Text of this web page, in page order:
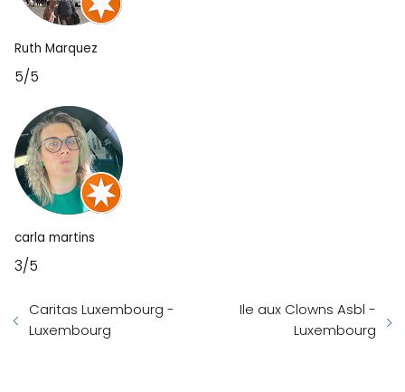
Ruth Marquez
5/5
carla martins
3/5
Caritas Luxembourg -
Luxembourg
Ile aux Clowns Asbl -
Luxembourg